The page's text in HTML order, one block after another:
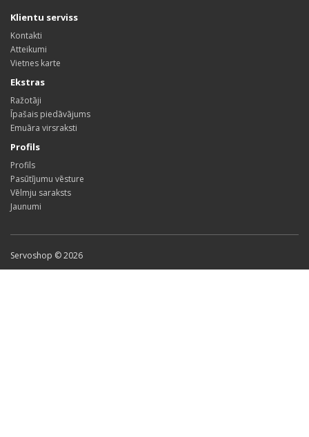
Klientu serviss
Kontakti
Atteikumi
Vietnes karte
Ekstras
Ražotāji
Īpašais piedāvājums
Emuāra virsraksti
Profils
Profils
Pasūtījumu vēsture
Vēlmju saraksts
Jaunumi
Servoshop © 2026